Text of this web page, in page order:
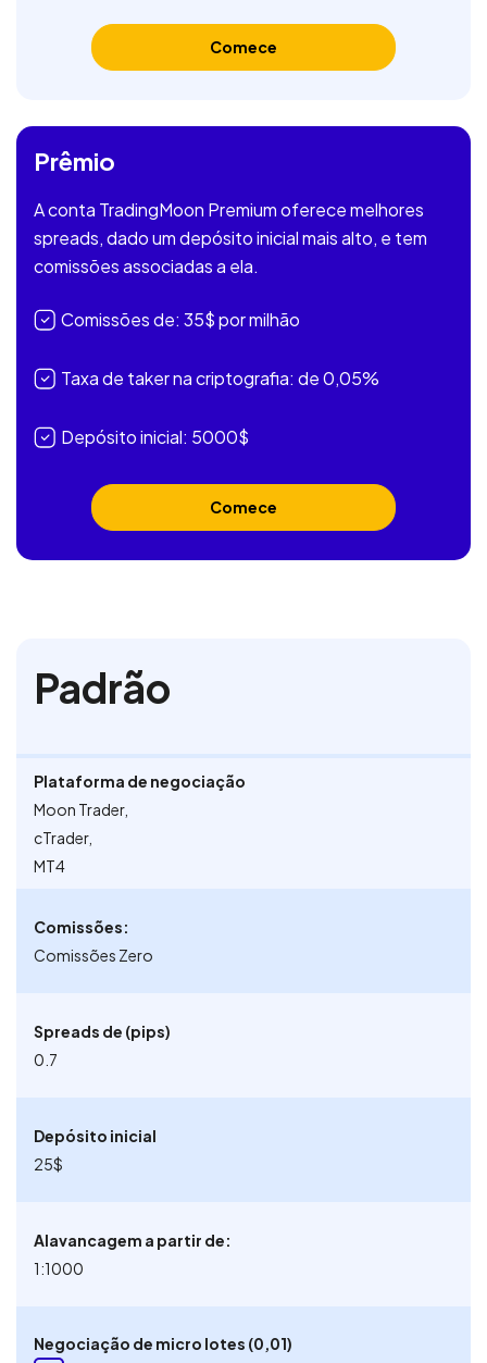
Comece
Prêmio
A conta TradingMoon Premium oferece melhores
spreads, dado um depósito inicial mais alto, e tem
comissões associadas a ela.
Comissões de: 35$ por milhão
Taxa de taker na criptografia: de 0,05%
Depósito inicial: 5000$
Comece
Padrão
Plataforma de negociação
Moon Trader,
cTrader,
MT4
Comissões:
Comissões Zero
Spreads de (pips)
0.7
Depósito inicial
25$
Alavancagem a partir de:
1:1000
Negociação de micro lotes (0,01)